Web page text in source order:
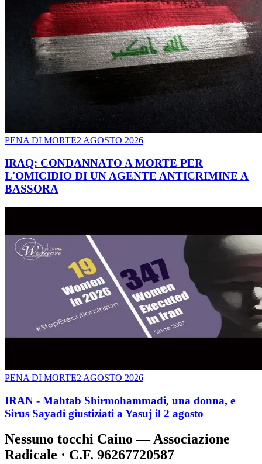
PENA DI MORTE2 AGOSTO 2026
IRAQ: CONDANNATO A MORTE PER
L'OMICIDIO DI UN AGENTE ANTICRIMINE A
BASSORA
PENA DI MORTE2 AGOSTO 2026
IRAN - Mahtab Shirmohammadi, una donna, e
Sirus Sayadi giustiziati a Yasuj il 2 agosto
Nessuno tocchi Caino — Associazione
Radicale · C.F. 96267720587